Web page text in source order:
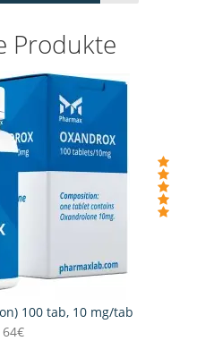
Produkte
100 tab, 10 mg/tab
64€